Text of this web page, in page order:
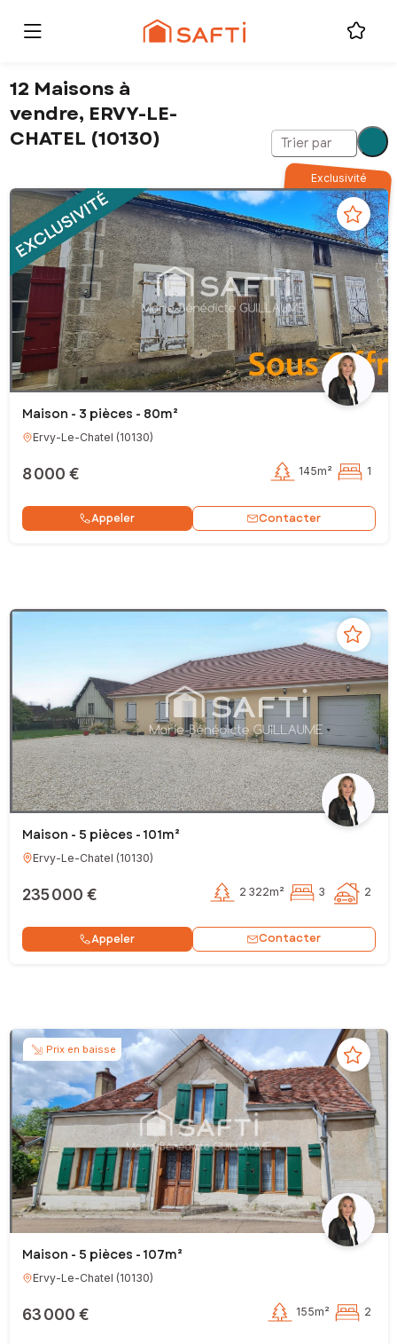
12 Maisons à
vendre, ERVY-LE-
CHATEL (10130)
Trier par
Exclusivité
Maison - 3 pièces - 80m²
Ervy-Le-Chatel (10130)
8 000 € 145m² 1
Appeler Contacter
Maison - 5 pièces - 101m²
Ervy-Le-Chatel (10130)
235 000 € 2 322m² 3 2
Appeler Contacter
Prix en baisse
Maison - 5 pièces - 107m²
Ervy-Le-Chatel (10130)
63 000 € 155m² 2